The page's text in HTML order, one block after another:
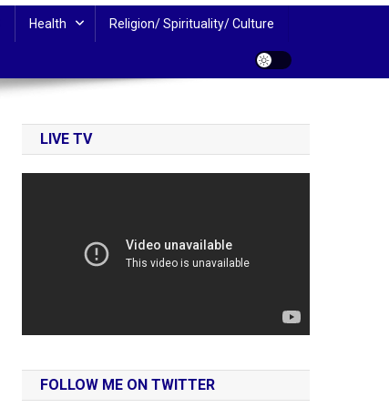
Health Religion/ Spirituality/ Culture
LIVE TV
FOLLOW ME ON TWITTER